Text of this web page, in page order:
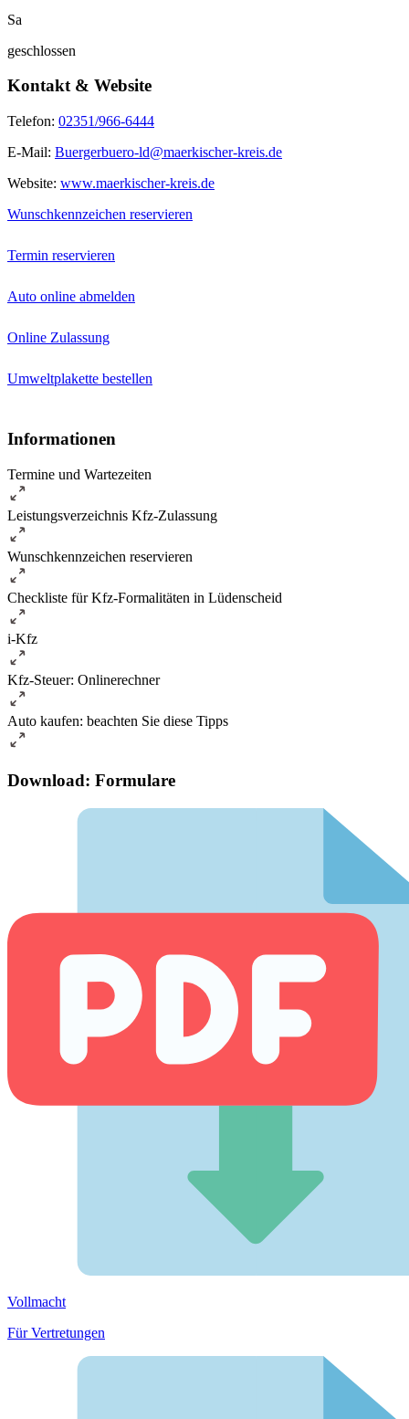
Sa
geschlossen
Kontakt & Website
Telefon: 02351/966-6444
E-Mail: Buergerbuero-ld@maerkischer-kreis.de
Website: www.maerkischer-kreis.de
Wunschkennzeichen reservieren
Termin reservieren
Auto online abmelden
Online Zulassung
Umweltplakette bestellen
Informationen
Termine und Wartezeiten
Leistungsverzeichnis Kfz-Zulassung
Wunschkennzeichen reservieren
Checkliste für Kfz-Formalitäten in Lüdenscheid
i-Kfz
Kfz-Steuer: Onlinerechner
Auto kaufen: beachten Sie diese Tipps
Download: Formulare
Vollmacht
Für Vertretungen